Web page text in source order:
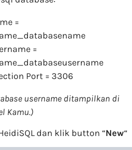
=
=
Port = 3306
username ditampilkan di
Kamu.)
dan klik button “New“